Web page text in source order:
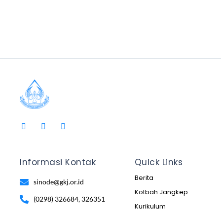
Informasi Kontak
sinode@gkj.or.id
(0298) 326684, 326351
Quick Links
Berita
Kotbah Jangkep
Kurikulum